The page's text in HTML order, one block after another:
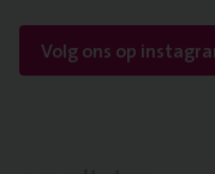
Volg ons op